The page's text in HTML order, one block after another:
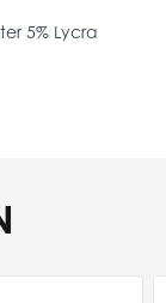
5% Lycra